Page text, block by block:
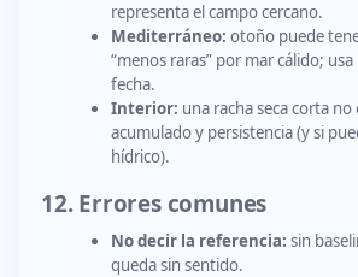
representa el campo cercano.
Mediterráneo: otoño puede
“menos raras” por mar cálido;
fecha.
Interior: una racha seca corta no
acumulado y persistencia (y si
hídrico).
12. Errores comunes
No decir la referencia: sin
queda sin sentido.